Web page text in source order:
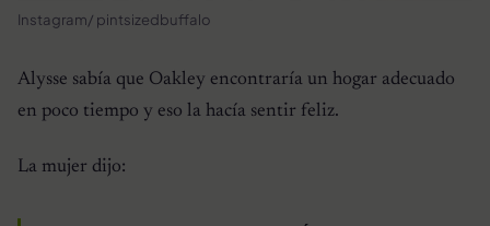
Instagram/ pintsizedbuffalo
Alysse sabía que Oakley encontraría un hogar adecuado
en poco tiempo y eso la hacía sentir feliz.
La mujer dijo: